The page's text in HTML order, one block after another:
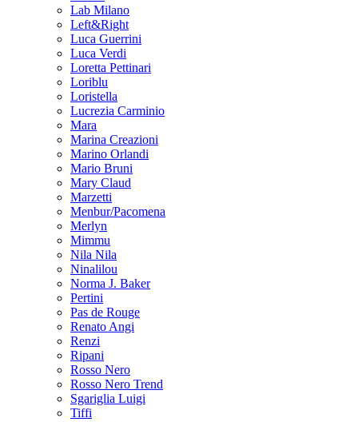
Lab Milano
Left&Right
Luca Guerrini
Luca Verdi
Loretta Pettinari
Loriblu
Loristella
Lucrezia Carminio
Mara
Marina Creazioni
Marino Orlandi
Mario Bruni
Mary Claud
Marzetti
Menbur/Pacomena
Merlyn
Mimmu
Nila Nila
Ninalilou
Norma J. Baker
Pertini
Pas de Rouge
Renato Angi
Renzi
Ripani
Rosso Nero
Rosso Nero Trend
Sgariglia Luigi
Tiffi